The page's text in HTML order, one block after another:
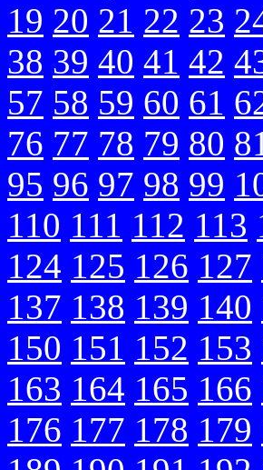
19 20 21 22 23
38 39 40 41 42
57 58 59 60 61
76 77 78 79 80
95 96 97 98 99
110 111 112 113
124 125 126 127
137 138 139 140
150 151 152 153
163 164 165 166
176 177 178 179